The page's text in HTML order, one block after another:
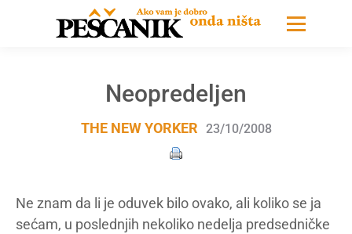
Neopredeljen
THE NEW YORKER 23/10/2008
Ne znam da li je oduvek bilo ovako, ali koliko se ja
sećam, u poslednjih nekoliko nedelja predsedničke